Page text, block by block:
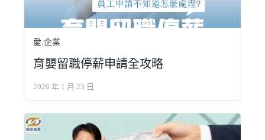
愛.企業
育嬰留職停薪申請全攻略
2026 年 1 月 23 日